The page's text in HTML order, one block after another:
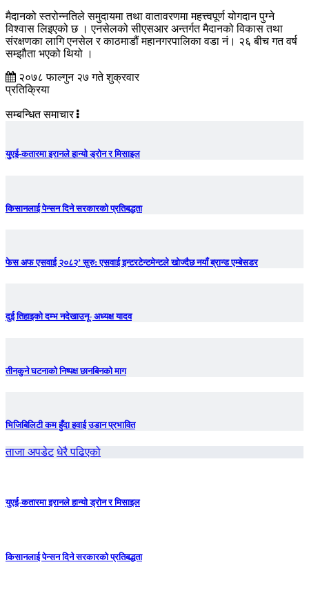
मैदानको स्तरोन्नतिले समुदायमा तथा वातावरणमा महत्त्वपूर्ण योगदान पुग्ने
विश्वास लिइएको छ । एनसेलको सीएसआर अन्तर्गत मैदानको विकास तथा
संरक्षणका लागि एनसेल र काठमाडौं महानगरपालिका वडा नं। २६ बीच गत वर्ष
सम्झौता भएको थियो ।
२०७८ फाल्गुन २७ गते शुक्रवार
प्रतिक्रिया
सम्बन्धित समाचार
युएई-कतारमा इरानले हान्यो ड्रोन र मिसाइल
किसानलाई पेन्सन दिने सरकारको प्रतिबद्धता
फेस अफ एसवाई २०८२’ सुरु: एसवाई इन्टरटेन्टमेन्टले खोज्दैछ नयाँ ब्रान्ड एम्बेसडर
दुई तिहाइको दम्भ नदेखाउनू- अध्यक्ष यादव
तीनकुने घटनाकाे निष्पक्ष छानबिनकाे माग
भिजिबिलिटी कम हुँदा हवाई उडान प्रभावित
ताजा अपडेट धेरै पढिएको
युएई-कतारमा इरानले हान्यो ड्रोन र मिसाइल
किसानलाई पेन्सन दिने सरकारको प्रतिबद्धता